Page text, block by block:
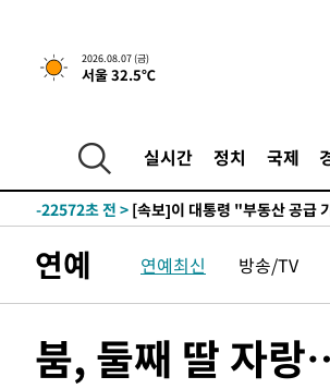
2026.08.07 (금)
서울 32.5℃
실시간 정치 국제
-50초 전 >[속보]규제합리화위원회 부위원장
-27261초 전 >
미 사업체 일자리, 7월에 2.3
하향수정 (2보)
-26709초 전 >
↓
-22572초 전 > [속보]이 대통령 "부동산 공급
운드는 임시"
-13225초 전 >
"낮 기온 소폭 하락"…수도권
-13189초 전 >[속보]이 대통령, '호우피해' 안
갈 수도
-11123초 전 >낮 최고 37도 찜통더위…곳곳
연예 연예최신 방송/TV
붐, 둘째 딸 자